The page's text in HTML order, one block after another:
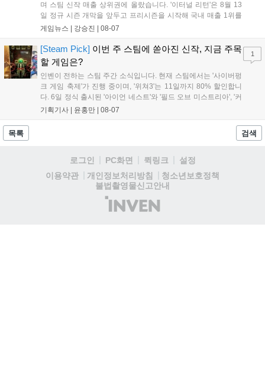
며 스팀 신작 매출 상위권에 올랐습니다. '이터널 리턴'은 8월 13
일 정규 시즌 개막을 앞두고 프리시즌을 시작해 국내 매출 1위를
기록했습니다. 25주년을 맞은 '고스트 리콘' 시리즈는 8월 6일 쇼
'마블 투혼: 파이팅 소울즈'와 레트로 수리 시뮬레이션 '리스토
리'도 스팀에 정식 출시되었습니다....
게임뉴스 | 강승진 08-07
[Steam Pick] 이번 주 스팀에 쏟아진 신작, 지금 주목
할 게임은?
인벤이 전하는 스팀 주간 소식입니다. 현재 스팀에서는 '사이버펑
크 게임 축제'가 진행 중이며, '위쳐3'는 11일까지 80% 할인합니
다. 6일 정식 출시된 '아이언 네스트'와 '필드 오브 미스트리아', '커
세어 코브'가 호평받고 있습니다. 한편, 7일 출시된 '마블 투혼'은
다. 유비소프트의 '고스트리콘: 와일드랜드'는 7년 만의 대규모 업
기획기사 | 윤홍만 08-07
1
목록 검색
로그인 PC화면 퀵링크
설정
이용약관
개인정보처리방침
청소년보호정책
불법촬영물신고안내
(주)
인